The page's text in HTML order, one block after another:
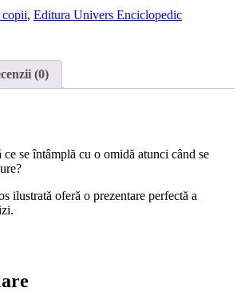
copii, Editura Univers Enciclopedic
(0)
se întâmplă cu o omidă atunci când se
ilustrată oferă o prezentare perfectă a